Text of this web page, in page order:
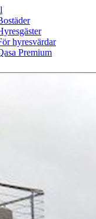
hyresvärdar
Premium